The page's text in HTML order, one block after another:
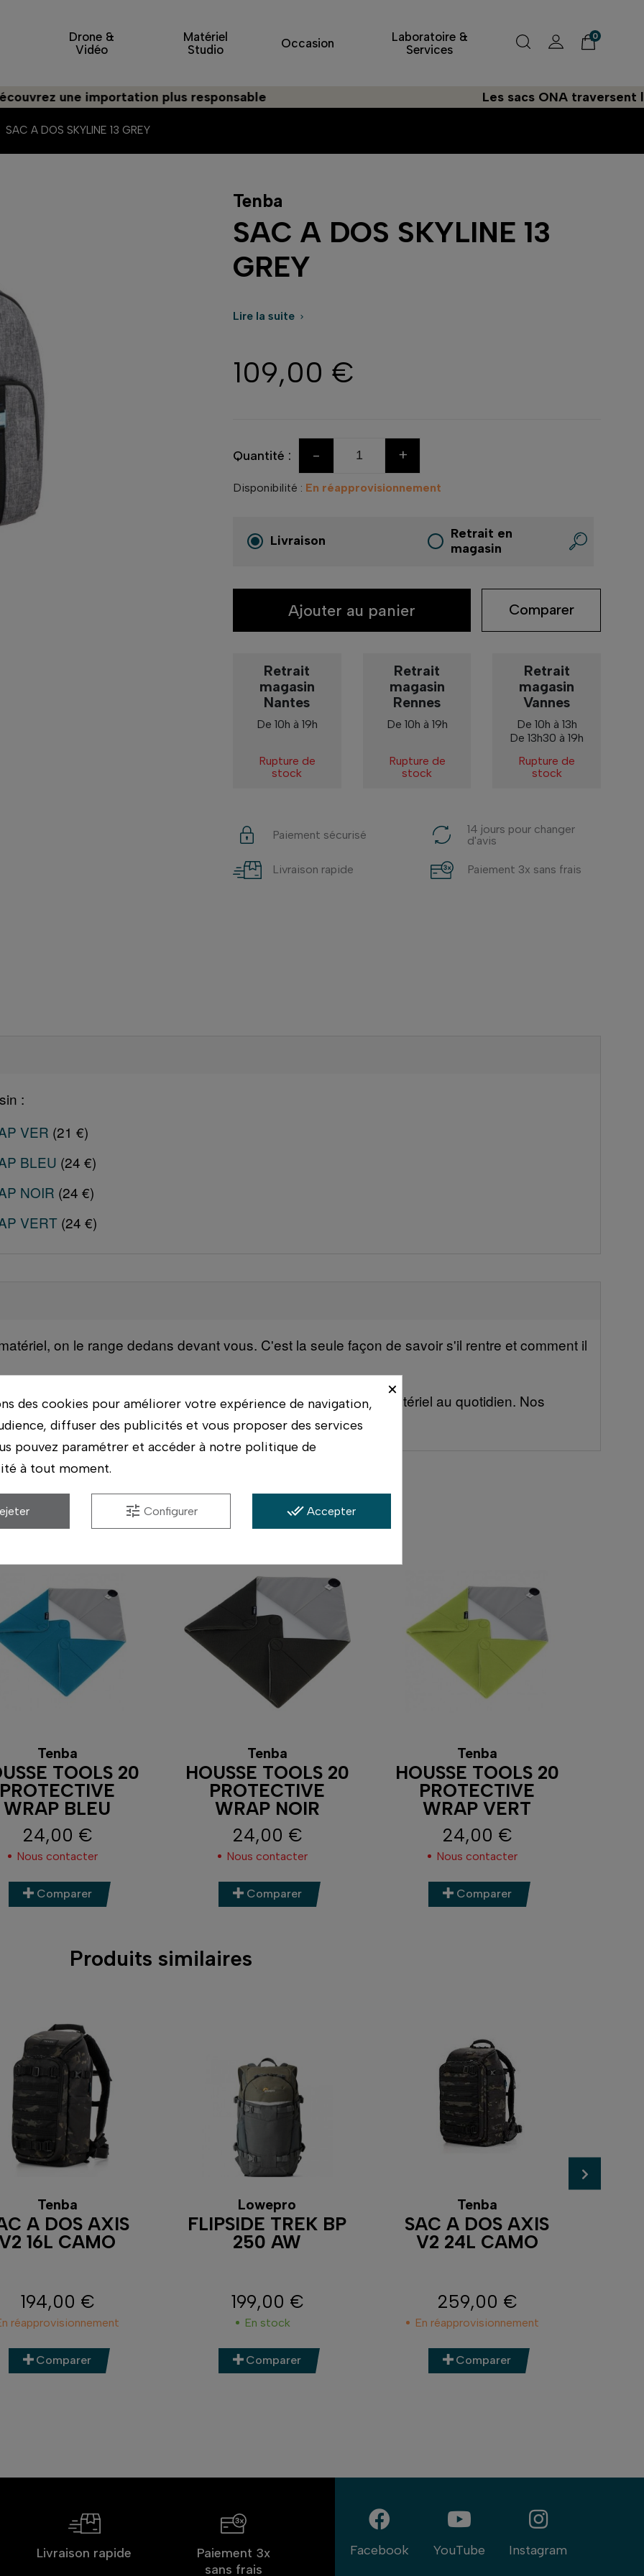
Drone &
Vidéo
Matériel
Studio
Occasion
Laboratoire &
Services
0
une importation plus responsable Les sacs ONA traversent
SAC A DOS SKYLINE 13 GREY
Tenba
SAC A DOS SKYLINE 13
GREY
Lire la suite 
109,00 €
Quantité : - +
Disponibilité : En réapprovisionnement
Livraison
Retrait en
magasin
Ajouter au panier Comparer
Retrait
magasin
Nantes
De 10h à 19h
Rupture de
stock
Retrait
magasin
Rennes
De 10h à 19h
Rupture de
stock
Retrait
magasin
Vannes
De 10h à 13h
De 13h30 à 19h
Rupture de
stock
Paiement sécurisé
14 jours pour changer
d'avis
Livraison rapide Paiement 3x sans frais
:
VER (21 €)
BLEU (24 €)
NOIR (24 €)
VERT(24 €)
on le range dedans devant vous. C'est la seule façon de savoir s'il rentre et comment il
possible, et conseil par des photographes qui utilisent ce matériel au quotidien. Nos
Accessoires compatibles
Tenba
TOOLS 20
PROTECTIVE
WRAP BLEU
Prix
24,00 €
Nous contacter
Comparer
Tenba
HOUSSE TOOLS 20
PROTECTIVE
WRAP NOIR
Prix
24,00 €
Nous contacter
Comparer
Tenba
HOUSSE TOOLS 20
PROTECTIVE
WRAP VERT
Prix
24,00 €
Nous contacter
Comparer
Produits similaires
Tenba
A DOS AXIS
16L CAMO
Prix
194,00 €
réapprovisionnement
Comparer
Lowepro
FLIPSIDE TREK BP
250 AW
Prix
199,00 €
En stock
Comparer
Tenba
SAC A DOS AXIS
V2 24L CAMO
Prix
259,00 €
En réapprovisionnement
Comparer
Livraison rapide
Paiement 3x
sans frais
Facebook YouTube Instagram
×
des cookies pour améliorer votre expérience de navigation,
diffuser des publicités et vous proposer des services
pouvez paramétrer et accéder à notre politique de
à tout moment.
tune Configurer done_all Accepter